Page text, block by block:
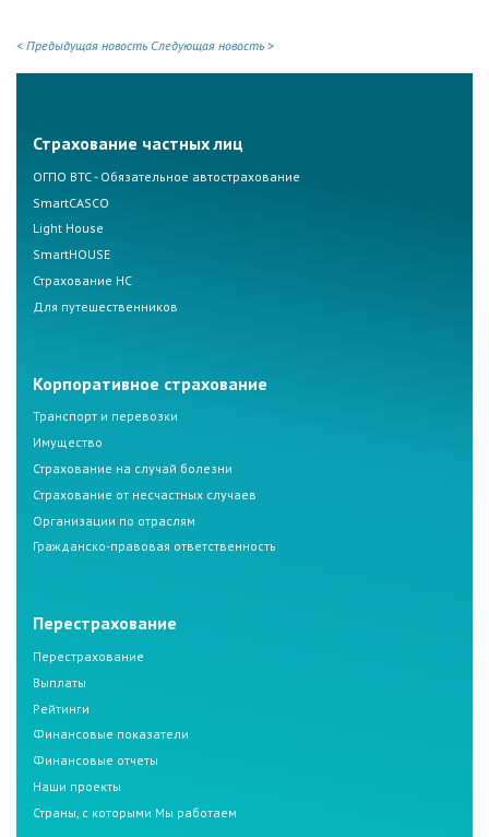
< Предыдущая новость Следующая новость >
Страхование частных лиц
ОГПО ВТС - Обязательное автострахование
SmartCASCO
Light House
SmartHOUSE
Страхование НС
Для путешественников
Корпоративное страхование
Транспорт и перевозки
Имущество
Страхование на случай болезни
Страхование от несчастных случаев
Организации по отраслям
Гражданско-правовая ответственность
Перестрахование
Перестрахование
Выплаты
Рейтинги
Финансовые показатели
Финансовые отчеты
Наши проекты
Страны, с которыми Мы работаем